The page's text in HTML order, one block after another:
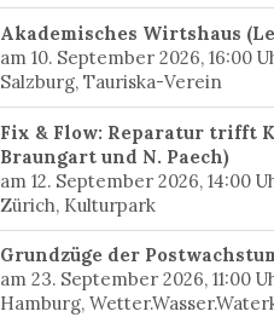
Akademisches Wirtshaus
am 10. September 2026, 16:00
Salzburg, Tauriska-Verein
Fix & Flow: Reparatur trifft
Braungart und N. Paech)
am 12. September 2026, 14:00
Zürich, Kulturpark
Grundzüge der
am 23. September 2026, 11:00
Hamburg,